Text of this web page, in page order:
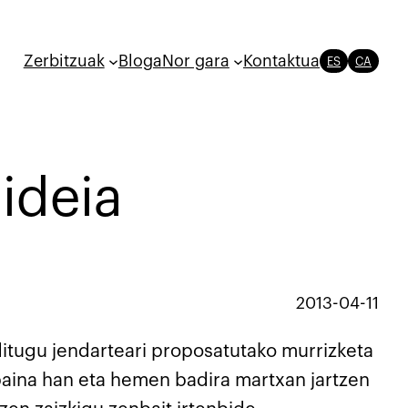
Zerbitzuak Bloga Nor gara Kontaktua ES CA
2013-04-11
jendarteari proposatutako murrizketa
han eta hemen badira martxan jartzen